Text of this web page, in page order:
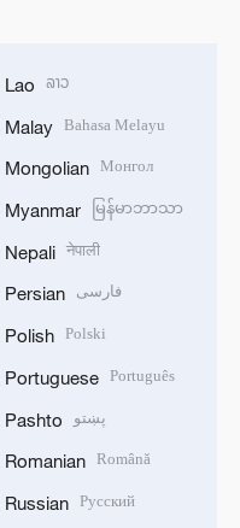
Lao ລາວ
Malay Bahasa Melayu
Mongolian Монгол
Myanmar မြန်မာဘာသာ
Nepali नेपाली
Persian فارسی
Polish Polski
Portuguese Português
Pashto پښتو
Romanian Română
Russian Русский